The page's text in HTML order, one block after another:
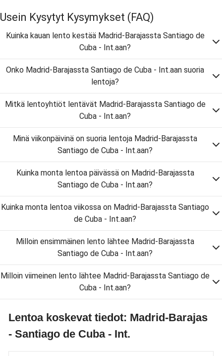
Usein Kysytyt Kysymykset (FAQ)
Kuinka kauan lento kestää Madrid-Barajassta Santiago de
Cuba - Int.aan?
Onko Madrid-Barajassta Santiago de Cuba - Int.aan suoria
lentoja?
Mitkä lentoyhtiöt lentävät Madrid-Barajassta Santiago de
Cuba - Int.aan?
Minä viikonpäivinä on suoria lentoja Madrid-Barajassta
Santiago de Cuba - Int.aan?
Kuinka monta lentoa päivässä on Madrid-Barajassta
Santiago de Cuba - Int.aan?
Kuinka monta lentoa viikossa on Madrid-Barajassta Santiago
de Cuba - Int.aan?
Milloin ensimmäinen lento lähtee Madrid-Barajassta
Santiago de Cuba - Int.aan?
Milloin viimeinen lento lähtee Madrid-Barajassta Santiago de
Cuba - Int.aan?
Lentoa koskevat tiedot: Madrid-Barajas
- Santiago de Cuba - Int.